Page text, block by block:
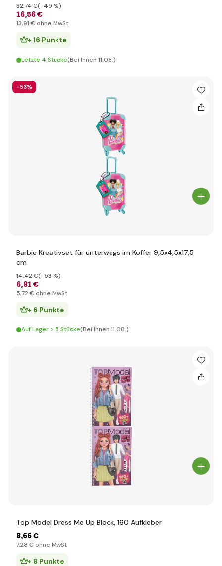
16,56 €
32,74 €(-49 %)
13,91 € ohne MwSt
+ 16 Punkte
Letzte 4 Stücke(Bei Ihnen 11.08.)
-53%
Barbie Kreativset für unterwegs im Koffer 9,5x4,5x17,5
cm
6,81 €
14,42 €(-53 %)
5,72 € ohne MwSt
+ 6 Punkte
Auf Lager > 5 Stücke(Bei Ihnen 11.08.)
Top Model Dress Me Up Block, 160 Aufkleber
8,66 €
7,28 € ohne MwSt
+ 8 Punkte